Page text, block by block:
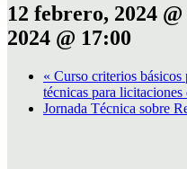
12 febrero, 2024 @
2024 @ 17:00
« Curso criterios básicos
técnicas para
Jornada Técnica sobre